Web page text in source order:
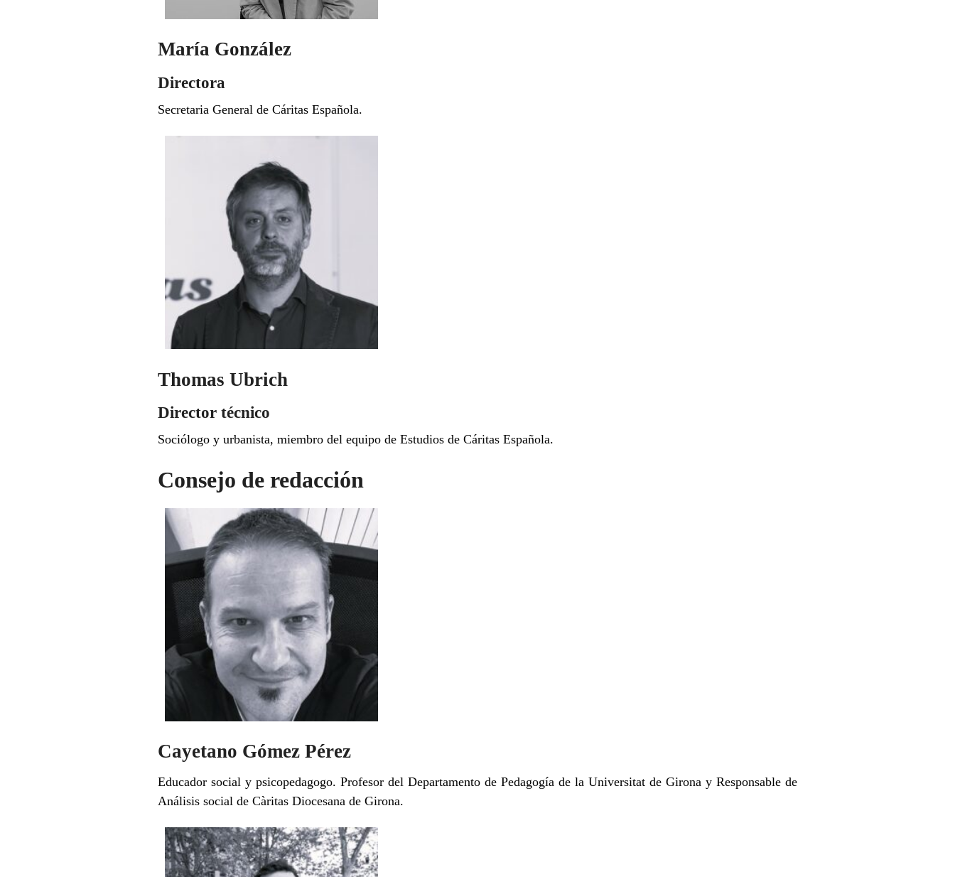
María González
Directora
Secretaria General de Cáritas Española.
Thomas Ubrich
Director técnico
Sociólogo y urbanista, miembro del equipo de Estudios de Cáritas Española.
Consejo de redacción
Cayetano Gómez Pérez
Educador social y psicopedagogo. Profesor del Departamento de Pedagogía de la Universitat de Girona y Responsable de
Análisis social de Càritas Diocesana de Girona.